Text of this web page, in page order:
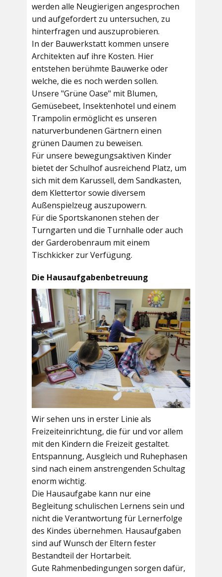
werden alle Neugierigen angesprochen
und aufgefordert zu untersuchen, zu
hinterfragen und auszuprobieren.
In der Bauwerkstatt kommen unsere
Architekten auf ihre Kosten. Hier
entstehen berühmte Bauwerke oder
welche, die es noch werden sollen.
Unsere "Grüne Oase" mit Blumen,
Gemüsebeet, Insektenhotel und einem
Trampolin ermöglicht es unseren
naturverbundenen Gärtnern einen
grünen Daumen zu beweisen.
Für unsere bewegungsaktiven Kinder
bietet derSchulhofausreichend Platz, um
sich mit dem Karussell, dem Sandkasten,
dem Klettertor sowie diversem
Außenspielzeug auszupowern.
Für die Sportskanonen stehen der
Turngarten und die Turnhalle oder auch
derGarderobenraum mit einem
Tischkicker zur Verfügung.
Die Hausaufgabenbetreuung
Wir sehen uns in erster Linie als
Freizeiteinrichtung, die für und vor allem
mit den Kindern die Freizeit gestaltet.
Entspannung, Ausgleich und Ruhephasen
sind nach einem anstrengenden Schultag
enorm wichtig.
Die Hausaufgabe kann nur eine
Begleitung schulischen Lernens sein und
nicht die Verantwortung für Lernerfolge
des Kindes übernehmen. Hausaufgaben
sind auf Wunsch der Eltern fester
Bestandteil der Hortarbeit.
Gute Rahmenbedingungen sorgen dafür,